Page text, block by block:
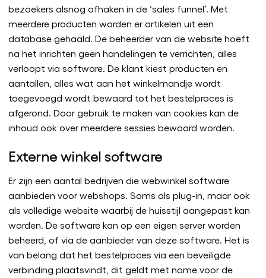
bezoekers alsnog afhaken in de ‘sales funnel’. Met
meerdere producten worden er artikelen uit een
database gehaald. De beheerder van de website hoeft
na het inrichten geen handelingen te verrichten, alles
verloopt via software. De klant kiest producten en
aantallen, alles wat aan het winkelmandje wordt
toegevoegd wordt bewaard tot het bestelproces is
afgerond. Door gebruik te maken van cookies kan de
inhoud ook over meerdere sessies bewaard worden.
Externe winkel software
Er zijn een aantal bedrijven die webwinkel software
aanbieden voor webshops. Soms als plug-in, maar ook
als volledige website waarbij de huisstijl aangepast kan
worden. De software kan op een eigen server worden
beheerd, of via de aanbieder van deze software. Het is
van belang dat het bestelproces via een beveiligde
verbinding plaatsvindt, dit geldt met name voor de